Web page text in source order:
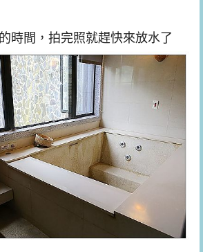
時間，拍完照就趕快來放水了